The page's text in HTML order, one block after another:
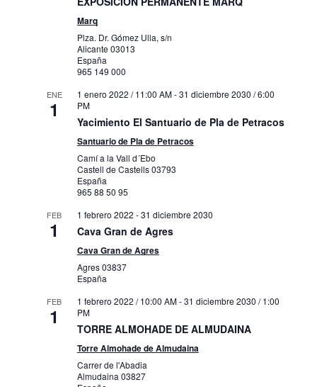
Marq
Plza. Dr. Gómez Ulla, s/n
Alicante 03013
España
965 149 000
ENE
1
1 enero 2022 / 11:00 AM-31 diciembre 2030 / 6:00
PM
Yacimiento El Santuario de Pla de Petracos
Santuario de Pla de Petracos
Camí a la Vall d´Ebo
Castell de Castells03793
España
965 88 50 95
FEB
1
1 febrero 2022 -31 diciembre 2030
Cava Gran de Agres
Cava Gran de Agres
Agres03837
España
FEB
1
1 febrero 2022 / 10:00 AM-31 diciembre 2030 / 1:00
PM
TORRE ALMOHADE DE ALMUDAINA
Torre Almohade de Almudaina
Carrer de l'Abadia
Almudaina03827